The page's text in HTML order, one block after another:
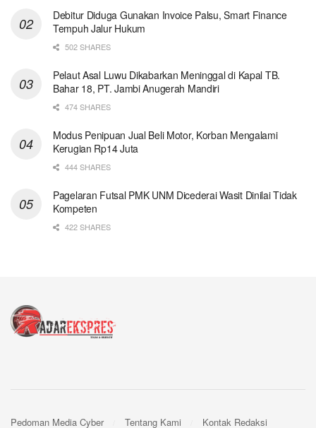
Debitur Diduga Gunakan Invoice Palsu, Smart Finance
Tempuh Jalur Hukum
502 SHARES
Pelaut Asal Luwu Dikabarkan Meninggal di Kapal TB.
Bahar 18, PT. Jambi Anugerah Mandiri
474 SHARES
Modus Penipuan Jual Beli Motor, Korban Mengalami
Kerugian Rp14 Juta
444 SHARES
Pagelaran Futsal PMK UNM Dicederai Wasit Dinilai Tidak
Kompeten
422 SHARES
Pedoman Media Cyber Tentang Kami Kontak Redaksi